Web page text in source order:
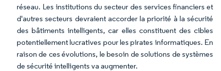
réseau. Les institutions du secteur des services financiers et
d'autres secteurs devraient accorder la priorité à la sécurité
des bâtiments intelligents, car elles constituent des cibles
potentiellement lucratives pour les pirates informatiques. En
raison de ces évolutions, le besoin de solutions de systèmes
de sécurité intelligents va augmenter.